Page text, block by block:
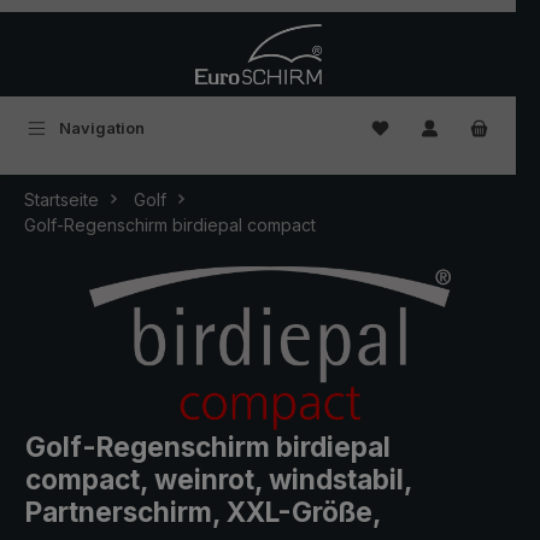
Navigation Du hast 0
Startseite
Golf
Golf-Regenschirm birdiepal compact
Golf-Regenschirm birdiepal
compact, weinrot, windstabil,
Partnerschirm, XXL-Größe,